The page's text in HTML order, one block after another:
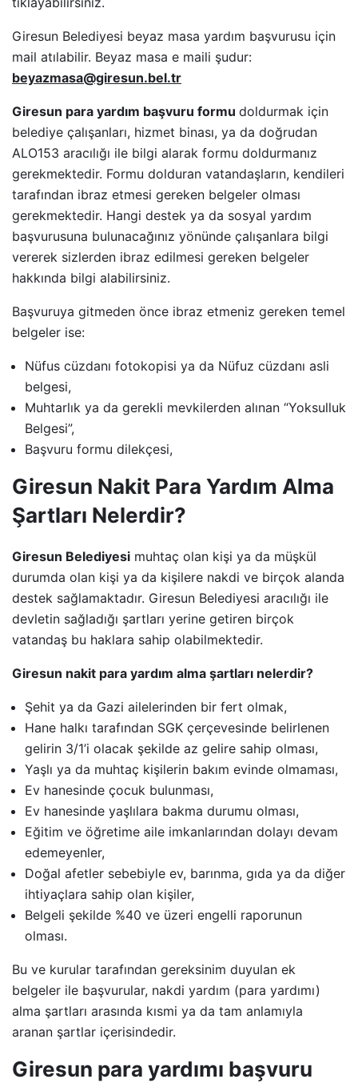
Giresun Belediyesi beyaz masa yardım başvurusu için
mail atılabilir. Beyaz masa e maili şudur:
beyazmasa@giresun.bel.tr
Giresun para yardım başvuru formu doldurmak için
belediye çalışanları, hizmet binası, ya da doğrudan
ALO153 aracılığı ile bilgi alarak formu doldurmanız
gerekmektedir. Formu dolduran vatandaşların, kendileri
tarafından ibraz etmesi gereken belgeler olması
gerekmektedir. Hangi destek ya da sosyal yardım
başvurusuna bulunacağınız yönünde çalışanlara bilgi
vererek sizlerden ibraz edilmesi gereken belgeler
hakkında bilgi alabilirsiniz.
Başvuruya gitmeden önce ibraz etmeniz gereken temel
belgeler ise:
Nüfus cüzdanı fotokopisi ya da Nüfuz cüzdanı asli
belgesi,
Muhtarlık ya da gerekli mevkilerden alınan “Yoksulluk
Belgesi”,
Başvuru formu dilekçesi,
Giresun Nakit Para Yardım Alma
Şartları Nelerdir?
Giresun Belediyesi muhtaç olan kişi ya da müşkül
durumda olan kişi ya da kişilere nakdi ve birçok alanda
destek sağlamaktadır. Giresun Belediyesi aracılığı ile
devletin sağladığı şartları yerine getiren birçok
vatandaş bu haklara sahip olabilmektedir.
Giresun nakit para yardım alma şartları nelerdir?
Şehit ya da Gazi ailelerinden bir fert olmak,
Hane halkı tarafından SGK çerçevesinde belirlenen
gelirin 3/1’i olacak şekilde az gelire sahip olması,
Yaşlı ya da muhtaç kişilerin bakım evinde olmaması,
Ev hanesinde çocuk bulunması,
Ev hanesinde yaşlılara bakma durumu olması,
Eğitim ve öğretime aile imkanlarından dolayı devam
edemeyenler,
Doğal afetler sebebiyle ev, barınma, gıda ya da diğer
ihtiyaçlara sahip olan kişiler,
Belgeli şekilde %40 ve üzeri engelli raporunun
olması.
Bu ve kurular tarafından gereksinim duyulan ek
belgeler ile başvurular, nakdi yardım (para yardımı)
alma şartları arasında kısmi ya da tam anlamıyla
aranan şartlar içerisindedir.
Giresun para yardımı başvuru